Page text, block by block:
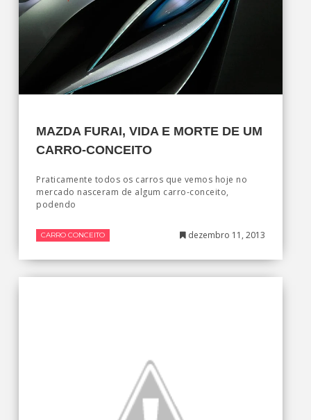
MAZDA FURAI, VIDA E MORTE DE UM
CARRO-CONCEITO
Praticamente todos os carros que vemos hoje no
mercado nasceram de algum carro-conceito,
podendo
CARRO CONCEITO dezembro 11, 2013